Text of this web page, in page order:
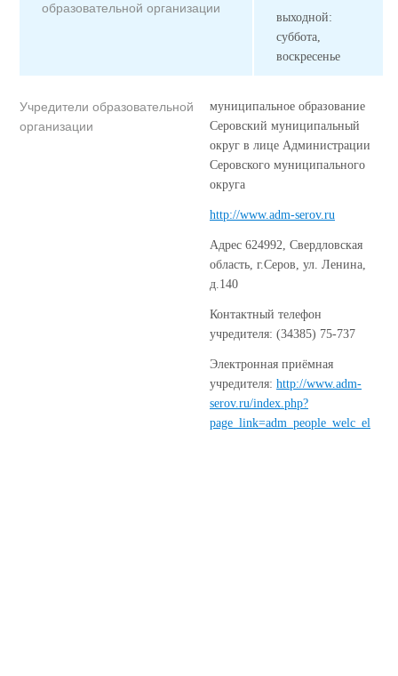
образовательной организации
выходной:
суббота,
воскресенье
Учредители образовательной
организации
муниципальное образование
Серовский муниципальный
округ в лице Администрации
Серовского муниципального
округа
http://www.adm-serov.ru
Адрес 624992, Свердловская
область, г.Серов, ул. Ленина,
д.140
Контактный телефон
учредителя: (34385) 75-737
Электронная приёмная
учредителя: http://www.adm-
serov.ru/index.php?
page_link=adm_people_welc_el